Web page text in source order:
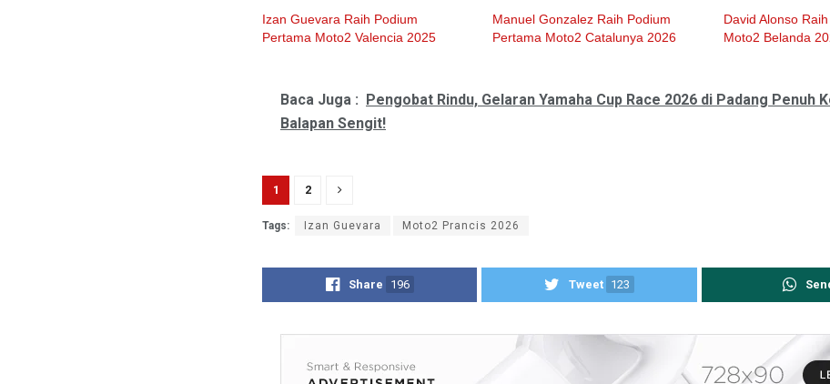
Izan Guevara Raih Podium
Pertama Moto2 Valencia 2025
Manuel Gonzalez Raih Podium
Pertama Moto2 Catalunya 2026
David Alonso
Moto2 Belanda
Baca Juga :
Pengobat Rindu, Gelaran Yamaha Cup Race 2026 di Padang Penuh
Balapan Sengit!
1 2
Tags: Izan Guevara Moto2 Prancis 2026
Share 196 Tweet 123